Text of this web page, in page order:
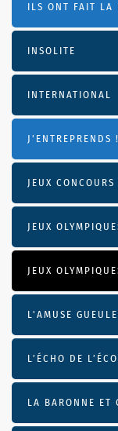
ILS ONT FAIT LA
INSOLITE
INTERNATIONAL
JEUX CONCOURS
JEUX
JEUX
L'AMUSE GUEULE
L’ÉCHO DE L’ÉCO
LA BARONNE ET